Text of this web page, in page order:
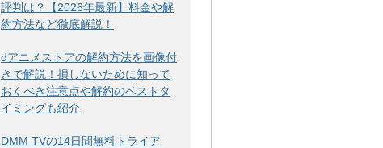
評判は？【2026年最新】料金や解
約方法など徹底解説！
dアニメストアの解約方法を画像付
きで解説！損しないために知って
おくべき注意点や解約のベストタ
イミングも紹介
DMM TVの14日間無料トライア